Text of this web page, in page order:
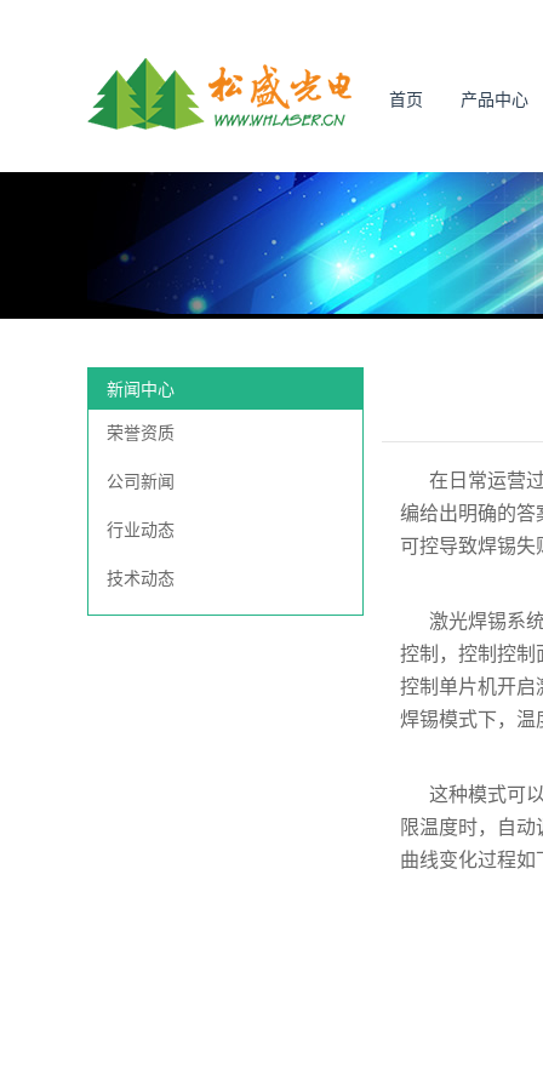
首页 产品中心
新闻中心
荣誉资质
公司新闻
行业动态
技术动态
在日常运营
编给出明确的答
可控导致焊锡失
激光焊锡系
控制，控制控制
控制单片机开启
焊锡模式下，温
这种模式可
限温度时，自
曲线变化过程如